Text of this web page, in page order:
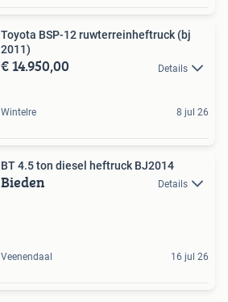
Toyota BSP-12 ruwterreinheftruck (bj
2011)
€ 14.950,00 Details
Wintelre 8 jul 26
BT 4.5 ton diesel heftruck BJ2014
Bieden Details
Veenendaal 16 jul 26